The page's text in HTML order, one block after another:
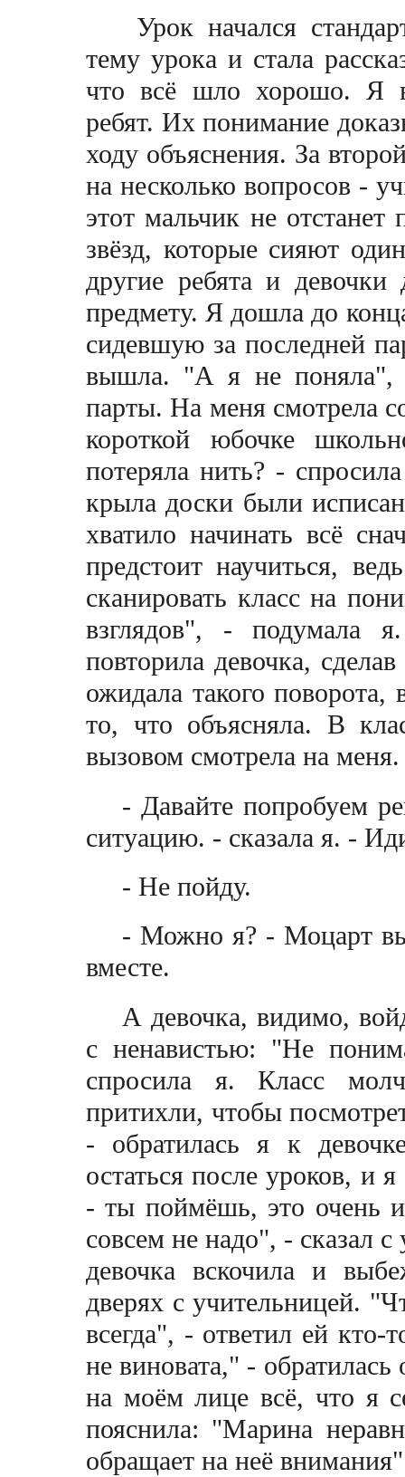
Урок начался
тему урока и стала
что всё шло хорошо. Я
ребят. Их понимание
ходу объяснения. За
на несколько вопросов -
этот мальчик не
звёзд, которые сияют
другие ребята и девочки
предмету. Я дошла до
сидевшую за последней
вышла. "А я не поняла", -
парты. На меня смотрела
короткой юбочке
потеряла нить? -
крыла доски были
хватило начинать всё
предстоит научиться,
сканировать класс на
взглядов", -
повторила девочка,
ожидала такого
то, что объясняла. В
вызовом смотрела на
- Давайте попробуем
ситуацию. - сказала я. -
- Не пойду.
- Можно я? - Моцарт
вместе.
А девочка, видимо,
с ненавистью: "Не
спросила я. Класс
притихли, чтобы
- обратилась я к
остаться после уроков, и
- ты поймёшь, это очень
совсем не надо", - сказал
девочка вскочила и
дверях с учительницей.
всегда", - ответил ей
не виновата," - обратилась
на моём лице всё, что я
пояснила: "Марина
обращает на неё